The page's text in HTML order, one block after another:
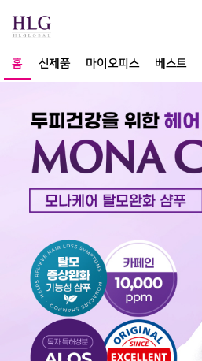
홈 신제품 마이오피스 베스트